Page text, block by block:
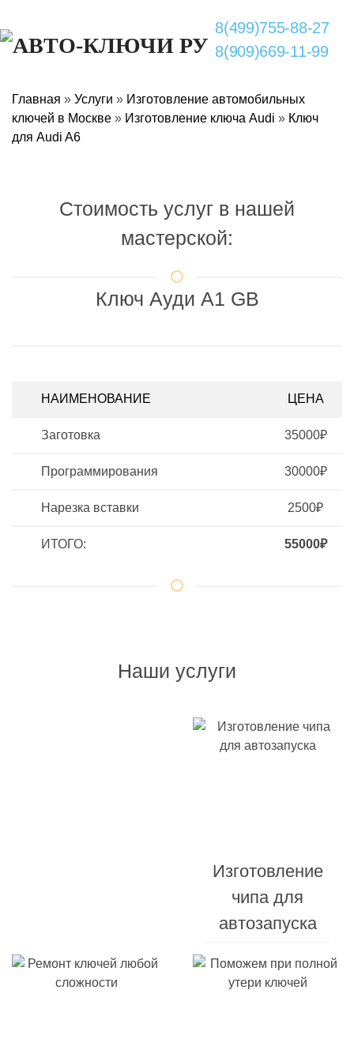
8(499)755-88-27
8(909)669-11-99
Главная » Услуги » Изготовление автомобильных
ключей в Москве » Изготовление ключа Audi » Ключ
для Audi A6
Стоимость услуг в нашей
мастерской:
Ключ Ауди A1 GB
НАИМЕНОВАНИЕ ЦЕНА
Заготовка 35000₽
Программирования 30000₽
Нарезка вставки 2500₽
ИТОГО: 55000₽
Наши услуги
Изготовление
чипа для
автозапуска